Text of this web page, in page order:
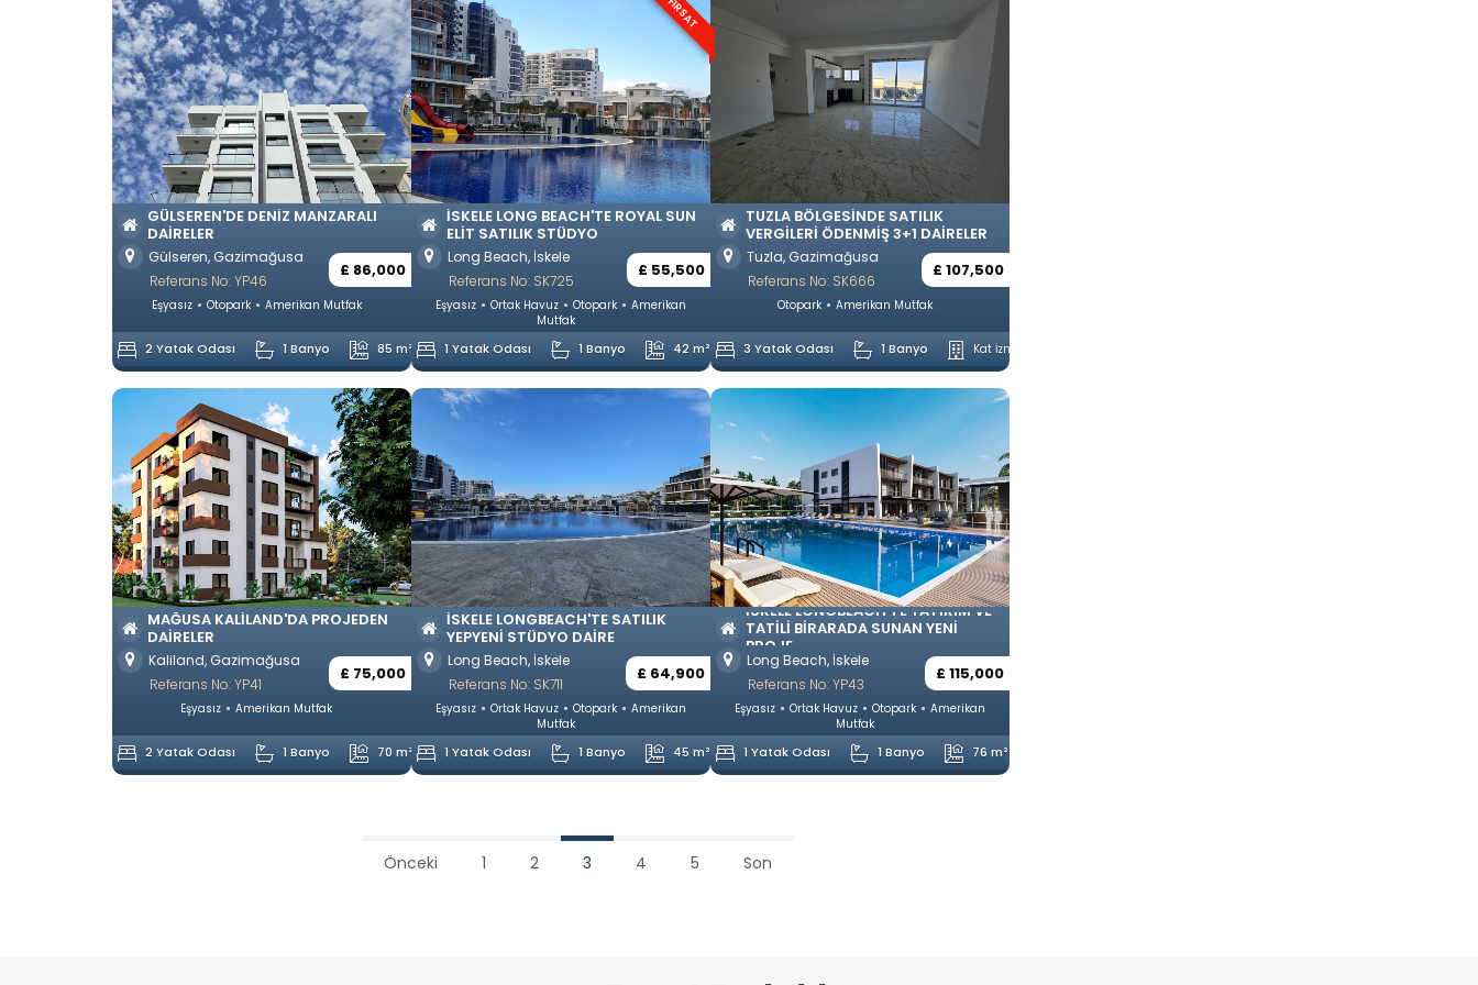
GÜLSEREN'DE DENIZ MANZARALI
DAIRELER
Gülseren, Gazimağusa
£ 86,000
Referans No: YP46
Eşyasız Otopark Amerikan Mutfak
2 Yatak Odası 1 Banyo 85 m²
FIRSAT
İSKELE LONG BEACH'TE ROYAL SUN
ELIT SATILIK STÜDYO
Long Beach, İskele
£ 55,500
Referans No: SK725
Eşyasız Ortak Havuz Otopark
Amerikan
Mutfak
1 Yatak Odası 1 Banyo 42 m²
TUZLA BÖLGESINDE SATILIK
VERGILERI ÖDENMIŞ 3+1 DAIRELER
Tuzla, Gazimağusa
£ 107,500
Referans No: SK666
Otopark Amerikan Mutfak
3 Yatak Odası 1 Banyo Kat İzni:
MAĞUSA KALILAND'DA PROJEDEN
DAIRELER
Kaliland, Gazimağusa
£ 75,000
Referans No: YP41
Eşyasız Amerikan Mutfak
2 Yatak Odası 1 Banyo 70 m²
İSKELE LONGBEACH'TE SATILIK
YEPYENI STÜDYO DAIRE
Long Beach, İskele
£ 64,900
Referans No: SK711
Eşyasız Ortak Havuz Otopark
Amerikan
Mutfak
1 Yatak Odası 1 Banyo 45 m²
İSKELE LONGBEACH'TE YATIRIM VE
TATILI BIRARADA SUNAN YENI
PROJE ...
Long Beach, İskele
£ 115,000
Referans No: YP43
Eşyasız Ortak Havuz Otopark
Amerikan
Mutfak
1 Yatak Odası 1 Banyo 76 m²
Önceki 1 2 3 4 5 Son